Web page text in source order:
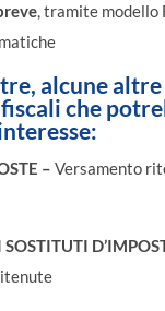
, tramite modello
alcune altre
che
– Versamento